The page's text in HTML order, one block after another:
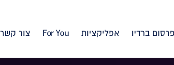
פרסום ברדיו אפליקציות For You צור קשר